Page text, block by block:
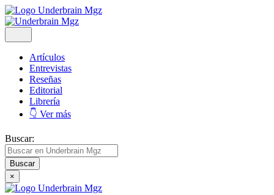
Artículos
Entrevistas
Reseñas
Editorial
Librería
👇 Ver más
Buscar:
×